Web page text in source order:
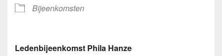
Bijeenkomsten
Ledenbijeenkomst Phila Hanze